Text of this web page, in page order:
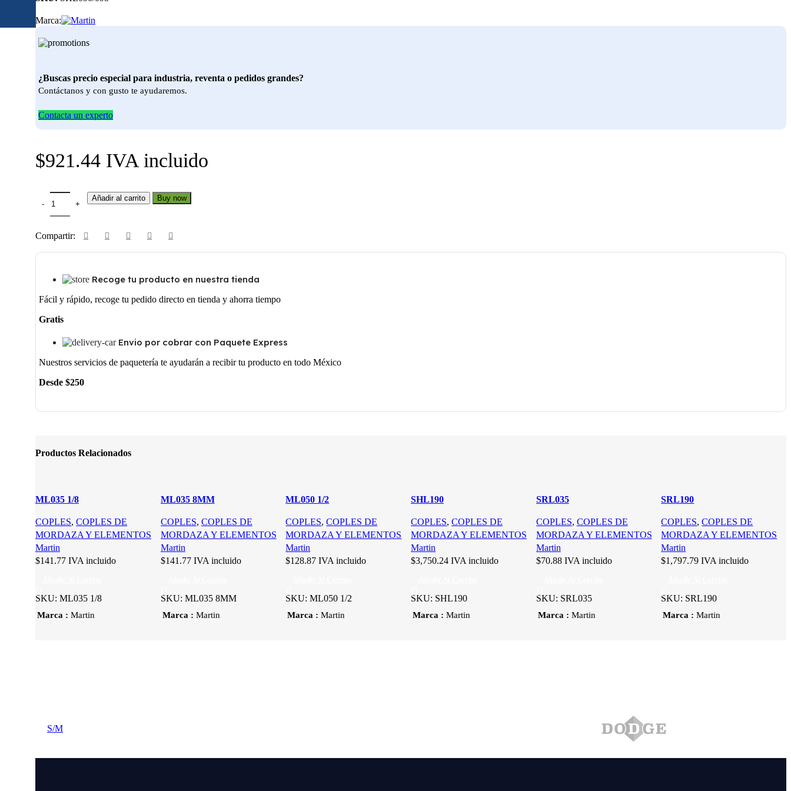
Marca:
¿Buscas precio especial para industria, reventa o pedidos grandes?
Contáctanos y con gusto te ayudaremos.
Contacta un experto
$921.44 IVA incluido
SHL090/095 cantidadAñadir al carrito Buy now
Compartir:
Recoge tu producto en nuestra tienda
Fácil y rápido, recoge tu pedido directo en tienda y ahorra tiempo
Gratis
Envio por cobrar con Paquete Express
Nuestros servicios de paquetería te ayudarán a recibir tu producto en todo México
Desde $250
Productos Relacionados
ML035 1/8
COPLES, COPLES DE
MORDAZA Y ELEMENTOS
Martin
$141.77 IVA incluido
SKU: ML035 1/8
Marca
Martin
ML035 8MM
COPLES, COPLES DE
MORDAZA Y ELEMENTOS
Martin
$141.77IVA incluido
SKU: ML035 8MM
Marca
Martin
ML050 1/2
COPLES,COPLES DE
MORDAZA Y ELEMENTOS
Martin
$128.87 IVA incluido
SKU:ML050 1/2
Marca
Martin
SHL190
COPLES,COPLES DE
MORDAZA Y ELEMENTOS
Martin
$3,750.24 IVA incluido
SKU: SHL190
Marca
Martin
SRL035
COPLES, COPLES DE
MORDAZA Y ELEMENTOS
Martin
$70.88IVA incluido
SKU: SRL035
Marca
Martin
SRL190
COPLES,COPLES DE
MORDAZA Y ELEMENTOS
Martin
$1,797.79 IVA incluido
SKU: SRL190
Marca
Martin
S/M